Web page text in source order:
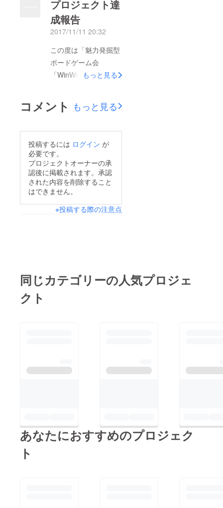
プロジェクト達
成報告
2017/11/11 20:32
この度は「魅力発掘型
ボードゲーム会
「WinWinウイン
い!!」のプロジェクト
にご支援いただき誠に
分、おかげ様で支援額
は当初目標の15000円
に対し、126%の達成
率となる19000円とな
成となりました。 ご
支援の方は続きます
が、ご支援分すべて、
気持ちの振り返りをさ
う人になる為の成長の
もっと見る
コメント もっと見る
投稿するには ログイン が
必要です。
プロジェクトオーナーの承
認後に掲載されます。承認
された内容を削除すること
はできません。
※投稿する際の注意点
同じカテゴリーの人気プロジェ
クト
あなたにおすすめのプロジェク
ト